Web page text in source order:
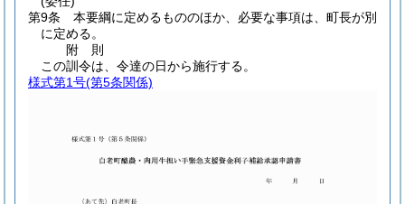
第9条
本要綱に定めるもののほか、必要な事項は、町長が別
に定める。
附 則
この訓令は、令達の日から施行する。
様式第1号(第5条関係)